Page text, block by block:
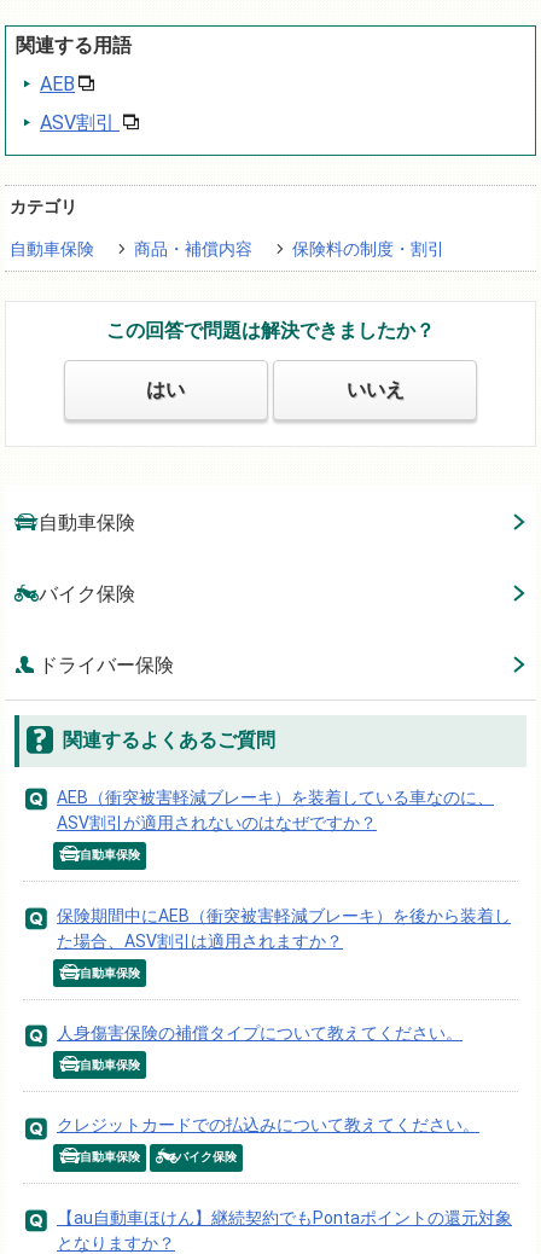
関連する用語
AEB
ASV割引
カテゴリ
自動車保険 商品・補償内容 保険料の制度・割引
この回答で問題は解決できましたか？
はい いいえ
自動車保険
バイク保険
ドライバー保険
関連するよくあるご質問
AEB（衝突被害軽減ブレーキ）を装着している車なのに、
ASV割引が適用されないのはなぜですか？
自動車保険
保険期間中にAEB（衝突被害軽減ブレーキ）を後から装着し
た場合、ASV割引は適用されますか？
自動車保険
人身傷害保険の補償タイプについて教えてください。
自動車保険
クレジットカードでの払込みについて教えてください。
自動車保険 バイク保険
【au自動車ほけん】継続契約でもPontaポイントの還元対象
となりますか？